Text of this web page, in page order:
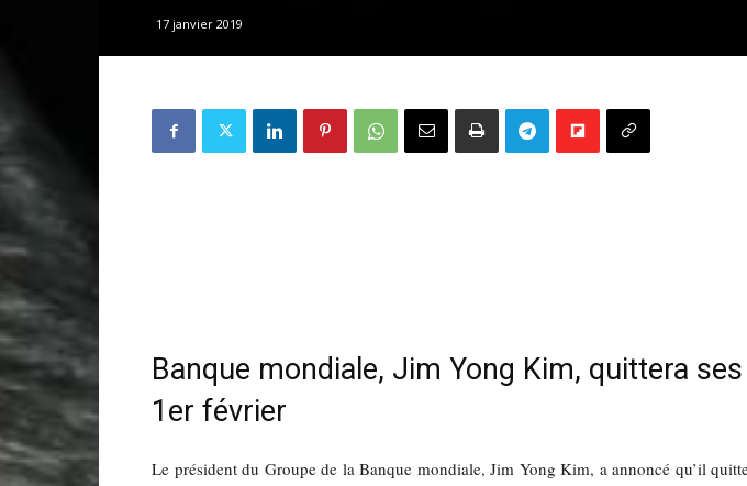
17 janvier 2019
Banque mondiale, Jim Yong Kim, quittera
1er février
Le président du Groupe de la Banque mondiale, Jim Yong Kim, a annoncé qu’il